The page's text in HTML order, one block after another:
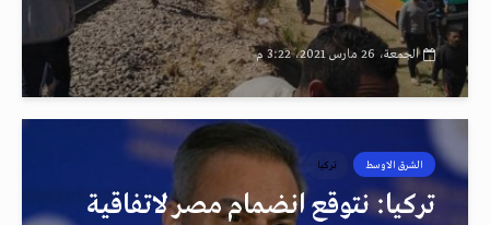
الجمعة، 26 مارس 2021، 3:22 م
الشرق الاوسط تركيا
تركيا: نتوقع انضمام مصر لاتفاقية